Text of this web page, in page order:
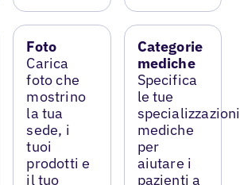
Foto
Carica
foto che
mostrino
la tua
sede, i
tuoi
prodotti e
il tuo
Categorie
mediche
Specifica
le tue
specializzazioni
mediche
per
aiutare i
pazienti a